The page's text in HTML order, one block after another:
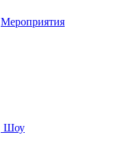
Мероприятия
Шоу